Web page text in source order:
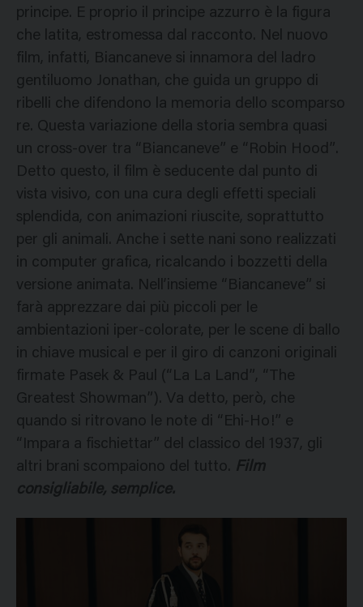
principe. E proprio il principe azzurro è la figura
che latita, estromessa dal racconto. Nel nuovo
film, infatti, Biancaneve si innamora del ladro
gentiluomo Jonathan, che guida un gruppo di
ribelli che difendono la memoria dello scomparso
re. Questa variazione della storia sembra quasi
un cross-over tra “Biancaneve” e “Robin Hood”.
Detto questo, il film è seducente dal punto di
vista visivo, con una cura degli effetti speciali
splendida, con animazioni riuscite, soprattutto
per gli animali. Anche i sette nani sono realizzati
in computer grafica, ricalcando i bozzetti della
versione animata. Nell’insieme “Biancaneve” si
farà apprezzare dai più piccoli per le
ambientazioni iper-colorate, per le scene di ballo
in chiave musical e per il giro di canzoni originali
firmate Pasek & Paul (“La La Land”, “The
Greatest Showman”). Va detto, però, che
quando si ritrovano le note di “Ehi-Ho!” e
“Impara a fischiettar” del classico del 1937, gli
altri brani scompaiono del tutto. Film
consigliabile, semplice.